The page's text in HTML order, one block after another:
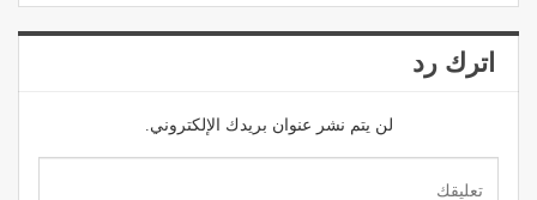
اترك رد
لن يتم نشر عنوان بريدك الإلكتروني.